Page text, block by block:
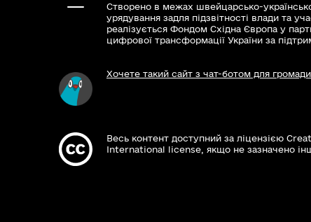
Створено в межах швейцарсько-
урядування задля підзвітності влади та
реалізується Фондом Східна Європа у
цифрової трансформації України за
Хочете такий сайт з чат-ботом для
Весь контент доступний за ліцензією
International license, якщо не зазначено